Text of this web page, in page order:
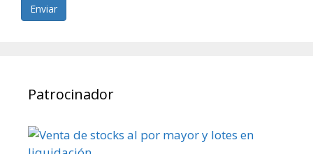
Enviar
Patrocinador